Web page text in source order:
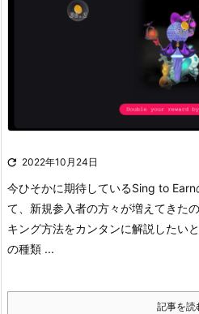
 2022年10月24日
今ひそかに期待しているSing to
て、新規参入者の方々が増えてきた
キング方法をカンタンに解説したい
の種類 ...
記事を読